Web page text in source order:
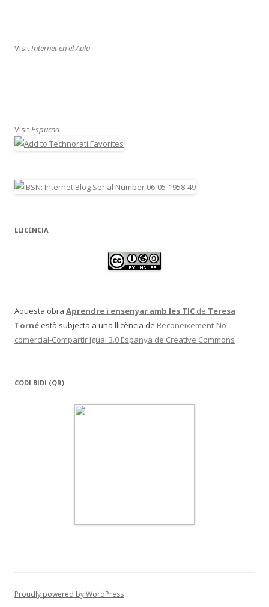
VisitInternet en el Aula
VisitEspurna
LLICÈNCIA
Aquesta obra Aprendre i ensenyar amb les TIC de Teresa
Torné està subjecta a una llicència de Reconeixement-No
comercial-Compartir Igual 3.0 Espanya de Creative Commons
CODI BIDI (QR)
Proudly powered by WordPress